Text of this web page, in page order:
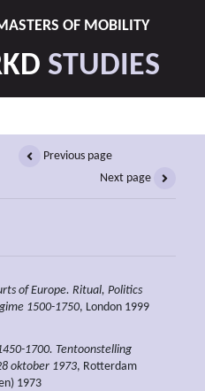
OF MOBILITY
STUDIES
Previous page
Next page
of Europe. Ritual, Politics
1500-1750, London 1999
1700. Tentoonstelling
oktober 1973, Rotterdam
1973